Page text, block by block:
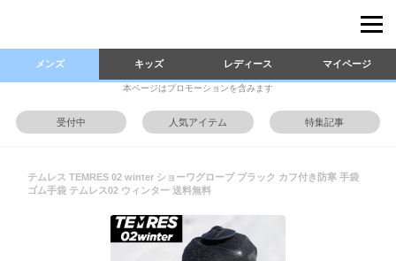
メンズ キッズ レディース マイページ
本ページはプロモーションを含みます
受付中 人気アイテム 特集記事
テムレス TEMRES 02 winter ショーワグローブ ブラック カフ付き防寒 手袋
ゴム手袋 テムレス02 ウィンター 送料無料